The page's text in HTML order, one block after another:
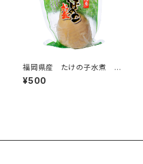
福岡県産 たけの子水煮 ハ
ーフ 120g
¥500